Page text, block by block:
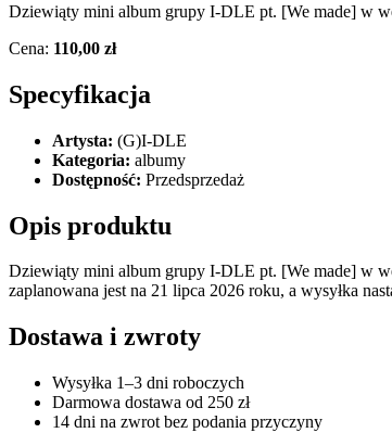
Dziewiąty mini album grupy I-DLE pt. [We made] w
Cena: 110,00 zł
Specyfikacja
Artysta: (G)I-DLE
Kategoria: albumy
Dostępność: Przedsprzedaż
Opis produktu
Dziewiąty mini album grupy I-DLE pt. [We made] w
zaplanowana jest na 21 lipca 2026 roku, a wysyłka
Dostawa i zwroty
Wysyłka 1–3 dni roboczych
Darmowa dostawa od 250 zł
14 dni na zwrot bez podania przyczyny